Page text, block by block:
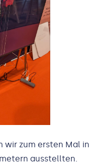
wir zum ersten Mal in
ausstellten.